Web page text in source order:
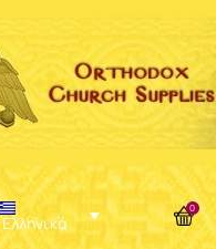
Ελληνικά
0